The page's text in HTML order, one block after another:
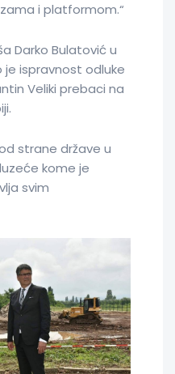
i platformom.“
Bulatović u
ispravnost odluke
Veliki prebaci na
strane države u
kome je
svim